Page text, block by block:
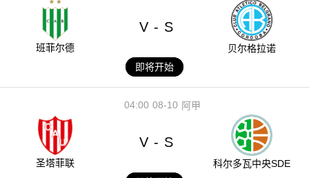
班菲尔德
V - S
贝尔格拉诺
即将开始
08-10
04:00 阿甲
圣塔菲联
V - S
科尔多瓦中央SDE